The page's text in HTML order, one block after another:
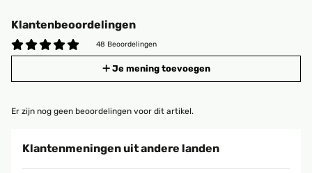
Klantenbeoordelingen
48 Beoordelingen
Je mening toevoegen
Er zijn nog geen beoordelingen voor dit artikel.
Klantenmeningen uit andere landen